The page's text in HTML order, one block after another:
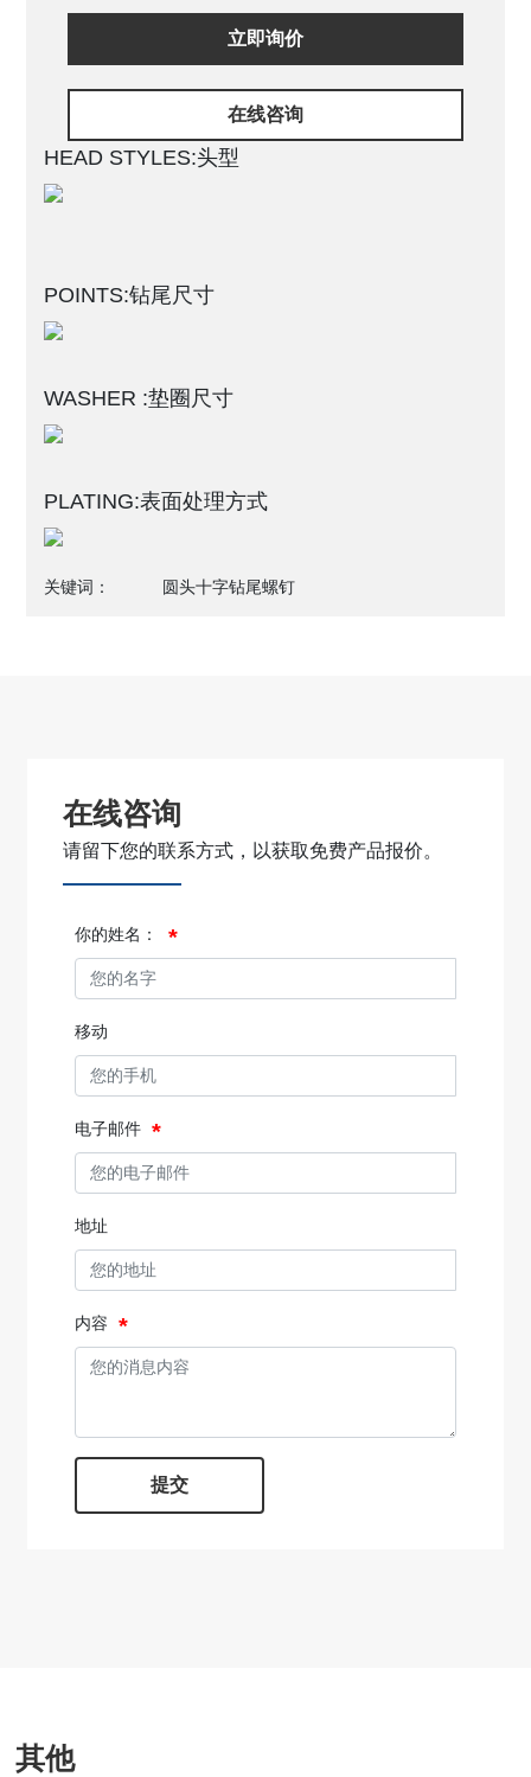
立即询价
在线咨询
HEAD STYLES:头型
POINTS:钻尾尺寸
WASHER :垫圈尺寸
PLATING:表面处理方式
关键词： 圆头十字钻尾螺钉
在线咨询
请留下您的联系方式，以获取免费产品报价。
你的姓名：
移动
电子邮件
地址
内容
提交
其他